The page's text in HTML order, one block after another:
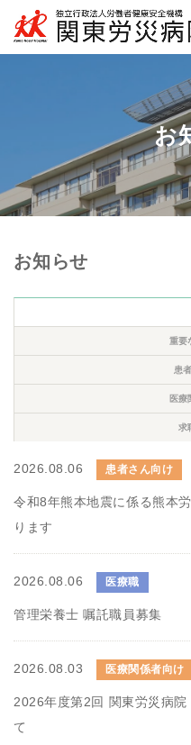
お
お知らせ
重要
患
医療
求
2026.08.06 患者さん向け
令和8年熊本地震に係る熊本
ります
2026.08.06 医療職
管理栄養士 嘱託職員募集
2026.08.03 医療関係者向け
2026年度第2回 関東労災病
て